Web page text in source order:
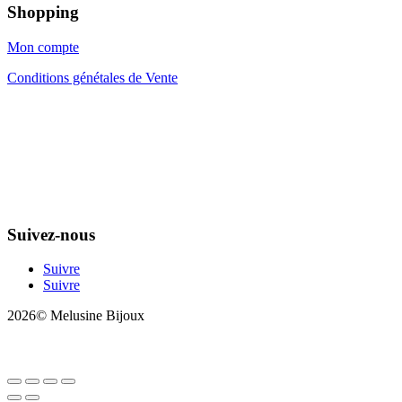
Shopping
Mon compte
Conditions génétales de Vente
Suivez-nous
Suivre
Suivre
2026© Melusine Bijoux